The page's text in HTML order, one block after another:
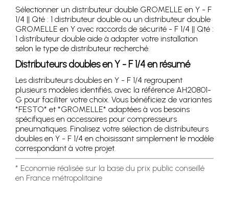
Sélectionner un distributeur double GROMELLE en Y - F
1/4 || Qté : 1 distributeur double ou un distributeur double
GROMELLE en Y avec raccords de sécurité - F 1/4 || Qté :
1 distributeur double aide à adapter votre installation
selon le type de distributeur recherché.
Distributeurs doubles en Y - F 1/4 en résumé
Les distributeurs doubles en Y - F 1/4 regroupent
plusieurs modèles identifiés, avec la référence AH20801-
G pour faciliter votre choix. Vous bénéficiez de variantes
*FESTO* et *GROMELLE* adaptées à vos besoins
spécifiques en accessoires pour compresseurs
pneumatiques. Finalisez votre sélection de distributeurs
doubles en Y - F 1/4 en choisissant simplement le modèle
correspondant à votre projet.
* Economie réalisée sur la base du prix public conseillé
en France métropolitaine